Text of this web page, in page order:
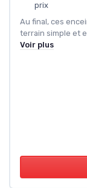
prix
Au final, ces
terrain simple et
Voir plus